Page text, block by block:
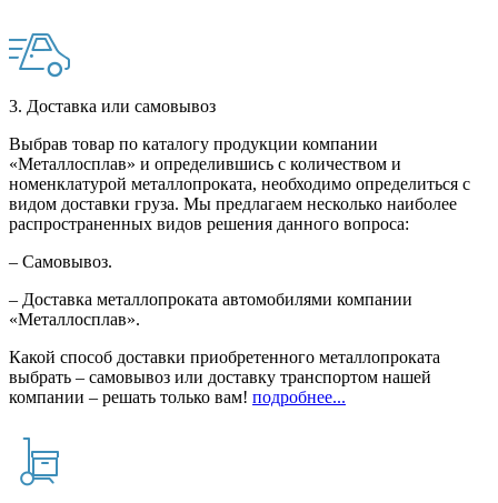
3. Доставка или самовывоз
Выбрав товар по каталогу продукции компании
«Металлосплав» и определившись с количеством и
номенклатурой металлопроката, необходимо определиться с
видом доставки груза. Мы предлагаем несколько наиболее
распространенных видов решения данного вопроса:
– Самовывоз.
– Доставка металлопроката автомобилями компании
«Металлосплав».
Какой способ доставки приобретенного металлопроката
выбрать – самовывоз или доставку транспортом нашей
компании – решать только вам! подробнее...